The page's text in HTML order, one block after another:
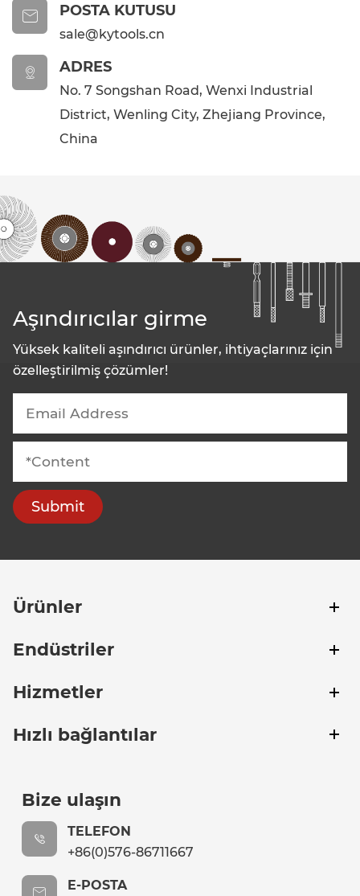
 POSTA KUTUSU
sale@kytools.cn
 ADRES
No. 7 Songshan Road, Wenxi Industrial
District, Wenling City, Zhejiang Province,
China
Aşındırıcılar girme
Yüksek kaliteli aşındırıcı ürünler, ihtiyaçlarınız için
özelleştirilmiş çözümler!
Submit
Ürünler
Endüstriler
Hizmetler
Hızlı bağlantılar
Bize ulaşın
TELEFON
+86(0)576-86711667
E-POSTA